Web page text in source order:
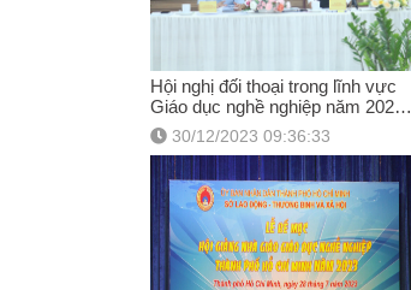
Hội nghị đối thoại trong lĩnh vực
Giáo dục nghề nghiệp năm 2023 -
Sở LĐTBXH
30/12/2023 09:36:33